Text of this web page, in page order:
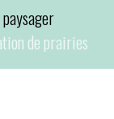
de prairies